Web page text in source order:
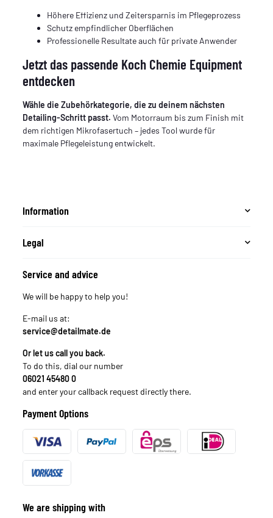
Höhere Effizienz und Zeitersparnis im Pflegeprozess
Schutz empfindlicher Oberflächen
Professionelle Resultate auch für private Anwender
Jetzt das passende Koch Chemie Equipment
entdecken
Wähle die Zubehörkategorie, die zu deinem nächsten
Detailing-Schritt passt. Vom Motorraum bis zum Finish mit
dem richtigen Mikrofasertuch – jedes Tool wurde für
maximale Pflegeleistung entwickelt.
Information
Legal
Service and advice
We will be happy to help you!
E-mail us at:
service@detailmate.de
Or let us call you back.
To do this, dial our number
06021 45480 0
and enter your callback request directly there.
Payment Options
We are shipping with